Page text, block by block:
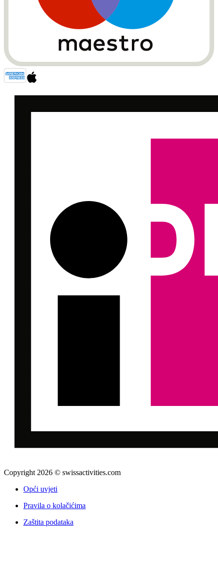
Copyright 2026 © swissactivities.com
Opći uvjeti
Pravila o kolačićima
Zaštita podataka